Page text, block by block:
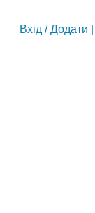
Вхід /Додати